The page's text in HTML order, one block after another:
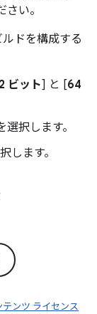
い。
ドを構成する
ビット] と [64
選択します。
します。
テンツ ライセンス